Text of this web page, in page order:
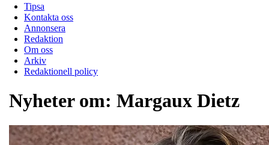
Tipsa
Kontakta oss
Annonsera
Redaktion
Om oss
Arkiv
Redaktionell policy
Nyheter om: Margaux Dietz